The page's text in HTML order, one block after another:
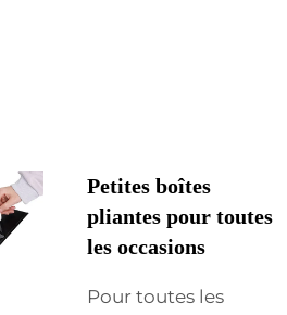
Petites boîtes
pliantes pour toutes
les occasions
Pour toutes les